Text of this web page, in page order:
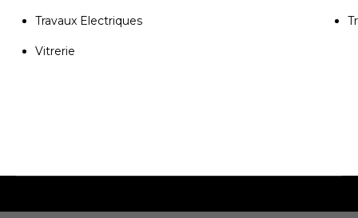
Travaux Electriques
Vitrerie